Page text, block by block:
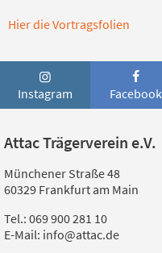
Hier die Vortragsfolien
Instagram Facebook
Attac Trägerverein e.V.
Münchener Straße 48
60329 Frankfurt am Main
Tel.: 069 900 281 10
E-Mail: info@attac.de